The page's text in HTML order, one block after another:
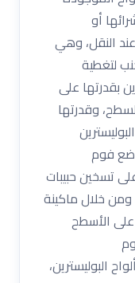
أو
النقل، وهي
لتغطية
بقدرتها على
وقدرتها
فوم
تسخين حبيبات
ومن خلال ماكينة
على الأسطح
البوليسترين،